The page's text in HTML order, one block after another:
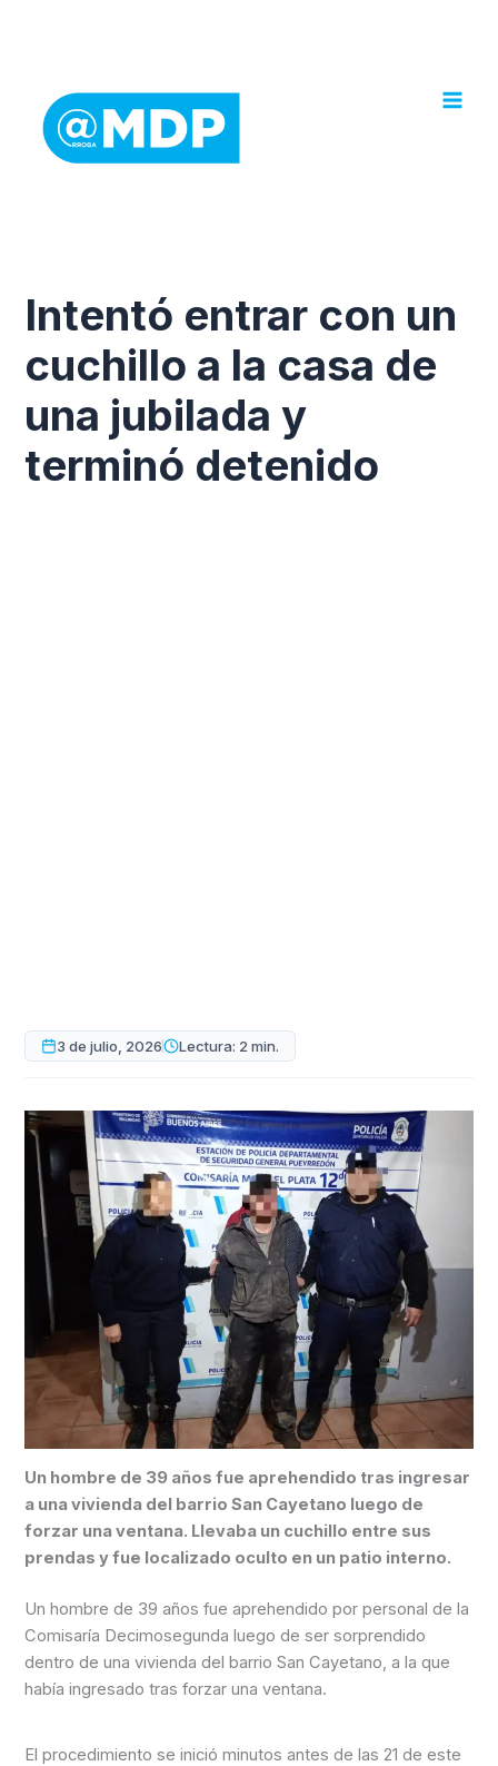
Intentó entrar con un
cuchillo a la casa de
una jubilada y
terminó detenido
3 de julio, 2026 Lectura: 2 min.
Un hombre de 39 años fue aprehendido tras ingresar
a una vivienda del barrio San Cayetano luego de
forzar una ventana. Llevaba un cuchillo entre sus
prendas y fue localizado oculto en un patio interno.
Un hombre de 39 años fue aprehendido por personal de la
Comisaría Decimosegunda luego de ser sorprendido
dentro de una vivienda del barrio San Cayetano, a la que
había ingresado tras forzar una ventana.
El procedimiento se inició minutos antes de las 21 de este